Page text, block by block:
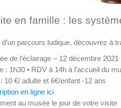
en famille : les
d’un parcours ludique, découvrez à
de l’éclairage – 12 décembre 2021
: 1h30 • RDV à 14h à l’accueil du
10 €/ adulte et 6€/enfant -12 ans
en ligne ici
au musée le jour de votre visite